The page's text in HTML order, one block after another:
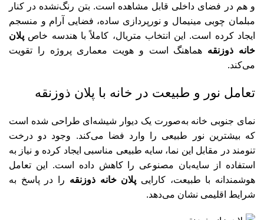
و هم در فضای داخلی قابل مشاهده است. بتن رنگ‌نشده در کنار
مبلمان چوبی مینیمال و نورپردازی ساده، فضایی آرام و منسجم
ایجاد کرده است. این انتخاب متریال، کاملاً با هندسه خاص پلان
خانه ذوزنقه هماهنگ است و هویت معماری پروژه را تقویت
می‌کند.
تعامل نور و طبیعت در خانه با پلان ذوزنقه
نمای جنوبی خانه به‌صورت یک دیوار شیشه‌ای طراحی شده است
که بیشترین نور طبیعی را وارد فضا می‌کند. وجود دو درخت
تنومند در مقابل این نما، سایه طبیعی مناسبی ایجاد کرده و نیاز به
استفاده از سایه‌بان مصنوعی را کاهش داده است. این تعامل
هوشمندانه با طبیعت، کارایی پلان خانه ذوزنقه را در پاسخ به
شرایط اقلیمی نشان می‌دهد.